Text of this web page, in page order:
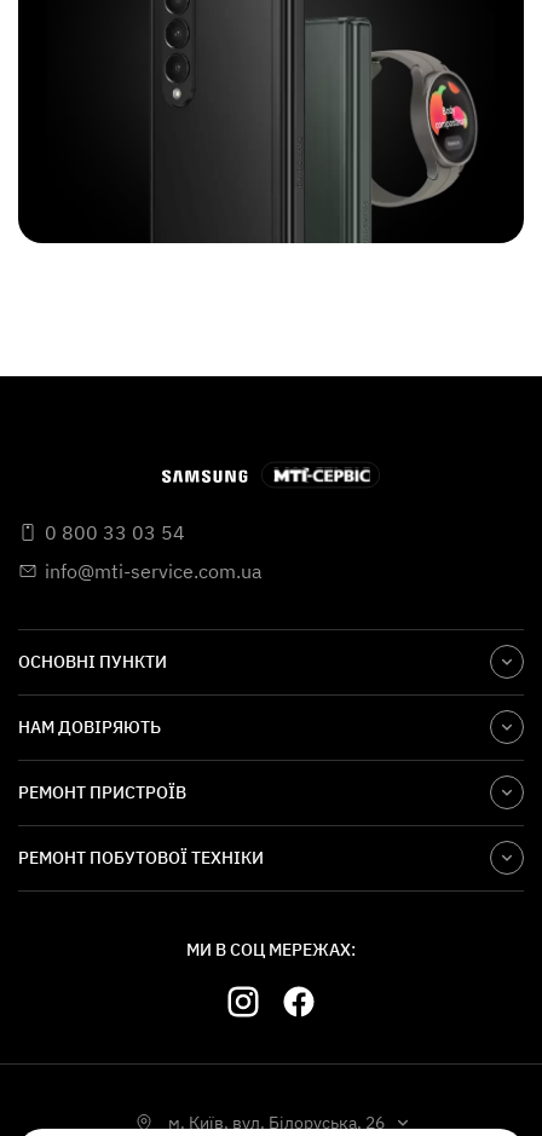
0 800 33 03 54
info@mti-service.com.ua
ОСНОВНІ ПУНКТИ
НАМ ДОВІРЯЮТЬ
РЕМОНТ ПРИСТРОЇВ
РЕМОНТ ПОБУТОВОЇ ТЕХНІКИ
МИ В СОЦ МЕРЕЖАХ:
м. Київ, вул. Білоруська, 26